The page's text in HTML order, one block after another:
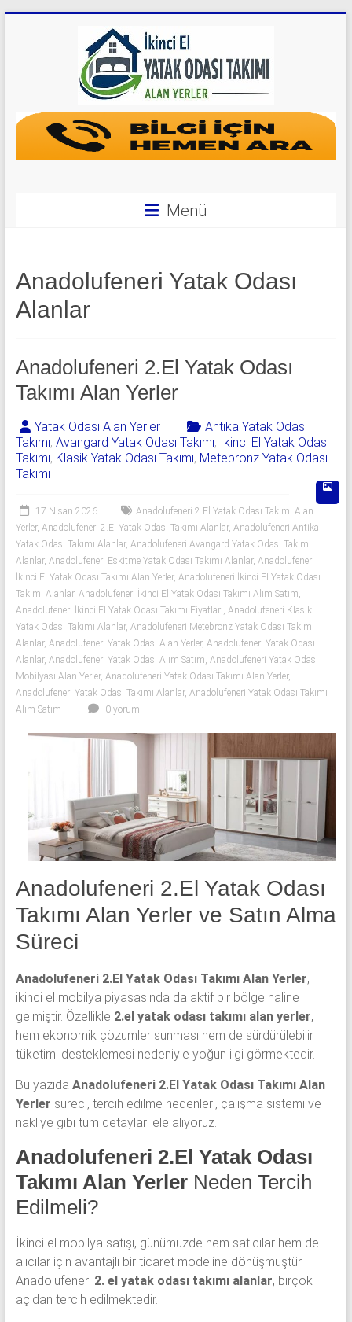
Yatak
Odası
|
0
541
06
06
|
Yıldız
Spot
Yatak
odası
alan
yerler
olarak
2.el
yatak
odası,
Klasik
yatak
odası,
yatak
yatak
odası
Metebronz
odası
takımı
Menü
Anadolufeneri Yatak Odası
Alanlar
Anadolufeneri 2.El Yatak Odası
Takımı Alan Yerler
Yatak Odası Alan Yerler
Antika Yatak Odası
Takımı, Avangard Yatak Odası Takımı, İkinci El Yatak Odası
Takımı, Klasik Yatak Odası Takımı, Metebronz Yatak Odası
Takımı
17 Nisan 2026
Anadolufeneri 2.El Yatak Odası Takımı Alan
Yerler, Anadolufeneri 2.El Yatak Odası Takımı Alanlar, Anadolufeneri Antika
Yatak Odası Takımı Alanlar, Anadolufeneri Avangard Yatak Odası Takımı
Alanlar, Anadolufeneri Eskitme Yatak Odası Takımı Alanlar, Anadolufeneri
İkinci El Yatak Odası Takımı Alan Yerler, Anadolufeneri İkinci El Yatak Odası
Takımı Alanlar, Anadolufeneri İkinci El Yatak Odası Takımı Alım Satım
Anadolufeneri İkinci El Yatak Odası Takımı Fiyatları Anadolufeneri Klasik
Yatak Odası Takımı Alanlar, Anadolufeneri Metebronz Yatak Odası Takımı
Alanlar, Anadolufeneri Yatak Odası Alan Yerler, Anadolufeneri Yatak Odası
Alanlar, Anadolufeneri Yatak Odası Alım Satım Anadolufeneri Yatak Odası
Mobilyası Alan Yerler, Anadolufeneri Yatak Odası Takımı Alan Yerler,
Anadolufeneri Yatak Odası Takımı Alanlar, Anadolufeneri Yatak Odası Takımı
Alım Satım
0 yorum
Anadolufeneri 2.El Yatak Odası
Takımı Alan Yerler ve Satın Alma
Süreci
Anadolufeneri 2.El Yatak Odası Takımı Alan Yerler,
ikinci el mobilya piyasasında da aktif bir bölge haline
gelmiştir. Özellikle 2.el yatak odası takımı alan yerler,
hem ekonomik çözümler sunması hem de sürdürülebilir
tüketimi desteklemesi nedeniyle yoğun ilgi görmektedir.
Bu yazıda Anadolufeneri 2.El Yatak Odası Takımı Alan
Yerler süreci, tercih edilme nedenleri, çalışma sistemi ve
nakliye gibi tüm detayları ele alıyoruz.
Anadolufeneri 2.El Yatak Odası
Takımı Alan YerlerNeden Tercih
Edilmeli?
İkinci el mobilya satışı, günümüzde hem satıcılar hem de
alıcılar için avantajlı bir ticaret modeline dönüşmüştür.
Anadolufeneri 2. el yatak odası takımı alanlar, birçok
açıdan tercih edilmektedir.